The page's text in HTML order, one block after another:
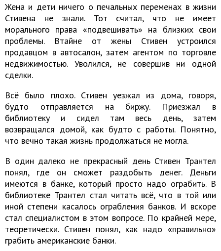
Жена и дети ничего о печальных переменах в жизни
Стивена не знали. Тот считал, что не имеет
морального права «подвешивать» на близких свои
проблемы. Втайне от жены Стивен устроился
продавцом в автосалон, затем агентом по торговле
недвижимостью. Уволился, не совершив ни одной
сделки.
Всё было плохо. Стивен уезжал из дома, говоря,
будто отправляется на биржу. Приезжал в
библиотеку и сидел там весь день, затем
возвращался домой, как будто с работы. Понятно,
что вечно такая жизнь продолжаться не могла.
В один далеко не прекрасный день Стивен Трантел
понял, где он сможет раздобыть денег. Деньги
имеются в банке, который просто надо ограбить. В
библиотеке Трантел стал читать всё, что в той или
иной степени касалось ограбления банков. И вскоре
стал специалистом в этом вопросе. По крайней мере,
теоретически. Стивен понял, как надо «правильно»
грабить американские банки.